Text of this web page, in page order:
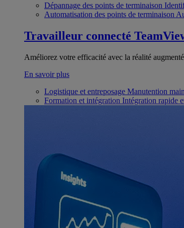
Dépannage des points de terminaison
Automatisation des points de terminaison
Travailleur connecté
Améliorez votre efficacité avec la réalité
En savoir plus
Logistique et entreposage Manutention
Formation et intégration Intégration rapide